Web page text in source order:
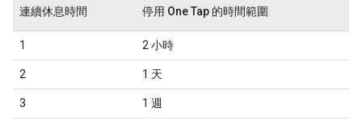
連續休息時間 停用 One Tap 的時間範圍
1 2 小時
2 1 天
3 1 週